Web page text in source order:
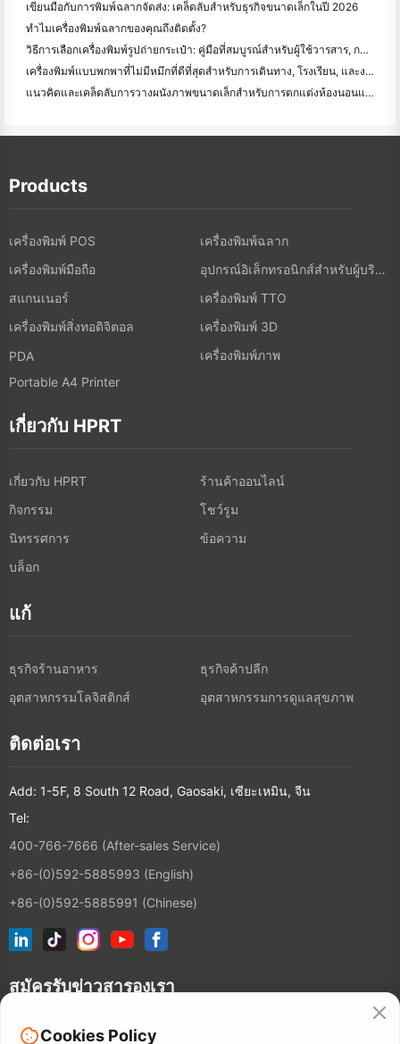
เขียนมือกับการพิมพ์ฉลากจัดส่ง: เคล็ดลับสําหรับธุรกิจขนาดเล็กในปี 2026
ทำไมเครื่องพิมพ์ฉลากของคุณถึงติดตั้ง?
วิธีการเลือกเครื่องพิมพ์รูปถ่ายกระเป๋า: คู่มือที่สมบูรณ์สําหรับผู้ใช้วารสาร, การเดินทาง, และ iPhone
เครื่องพิมพ์แบบพกพาที่ไม่มีหมึกที่ดีที่สุดสําหรับการเดินทาง, โรงเรียน, และงานมือถือ: Hanin MT620 Pro รีวิว
แนวคิดและเคล็ดลับการวางผนังภาพขนาดเล็กสำหรับการตกแต่งห้องนอนและห้องพัก
Products
เครื่องพิมพ์ POS
เครื่องพิมพ์ฉลาก
เครื่องพิมพ์มือถือ
อุปกรณ์อิเล็กทรอนิกส์สำหรับผู้บริโภค
สแกนเนอร์
เครื่องพิมพ์ TTO
เครื่องพิมพ์สิ่งทอดิจิตอล
เครื่องพิมพ์ 3D
PDA
เครื่องพิมพ์ภาพ
Portable A4 Printer
เกี่ยวกับ HPRT
เกี่ยวกับ HPRT
ร้านค้าออนไลน์
กิจกรรม
โชว์รูม
นิทรรศการ
ข้อความ
บล็อก
แก้
ธุรกิจร้านอาหาร
ธุรกิจค้าปลีก
อุตสาหกรรมโลจิสติกส์
อุตสาหกรรมการดูแลสุขภาพ
ติดต่อเรา
Add: 1-5F, 8 South 12 Road, Gaosaki, เซียะเหมิน, จีน
Tel:
400-766-7666 (After-sales Service)
+86-(0)592-5885993 (English)
+86-(0)592-5885991 (Chinese)
สมัครรับข่าวสารองเรา
Cookies Policy